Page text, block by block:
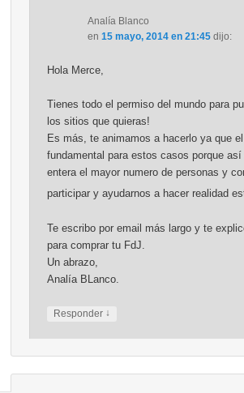
Analía Blanco
en 15 mayo, 2014 en 21:45 dijo:
Hola Merce,
Tienes todo el permiso del mundo para
los sitios que quieras!
Es más, te animamos a hacerlo ya que
fundamental para estos casos porque
entera el mayor numero de personas y
participar y ayudarnos a hacer realidad
Te escribo por email más largo y te
para comprar tu FdJ.
Un abrazo,
Analía BLanco.
Responder ↓